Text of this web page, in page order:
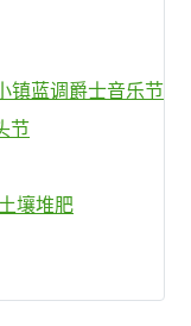
镇蓝调爵士音乐节
节
壤堆肥